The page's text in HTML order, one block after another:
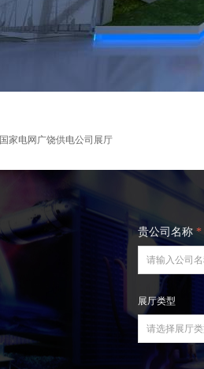
贵公司名称 *
展厅类型
国家电网广饶供电公司展厅